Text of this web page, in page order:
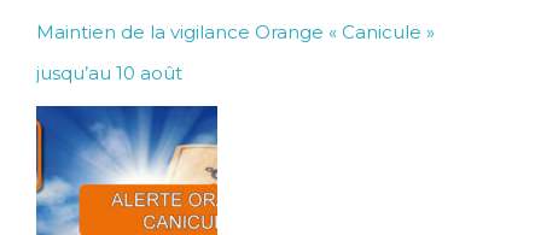
Maintien de la vigilance Orange « Canicule »
jusqu’au 10 août